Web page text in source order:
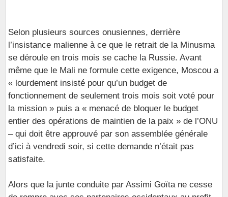
Selon plusieurs sources onusiennes, derrière
l’insistance malienne à ce que le retrait de la Minusma
se déroule en trois mois se cache la Russie. Avant
même que le Mali ne formule cette exigence, Moscou a
« lourdement insisté pour qu’un budget de
fonctionnement de seulement trois mois soit voté pour
la mission » puis a « menacé de bloquer le budget
entier des opérations de maintien de la paix » de l’ONU
– qui doit être approuvé par son assemblée générale
d’ici à vendredi soir, si cette demande n’était pas
satisfaite.
Alors que la junte conduite par Assimi Goïta ne cesse